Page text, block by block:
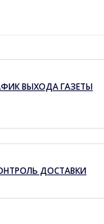
ВЫХОДА ГАЗЕТЫ
ДОСТАВКИ